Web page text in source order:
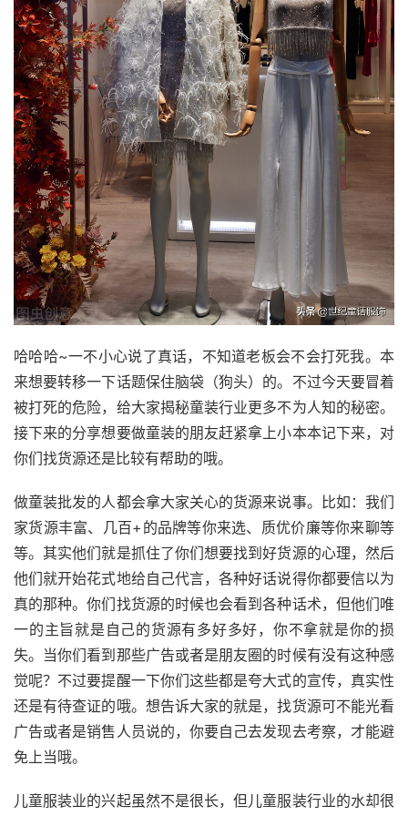
哈哈哈~一不小心说了真话，不知道老板会不会打死我。本
来想要转移一下话题保住脑袋（狗头）的。不过今天要冒着
被打死的危险，给大家揭秘童装行业更多不为人知的秘密。
接下来的分享想要做童装的朋友赶紧拿上小本本记下来，对
你们找货源还是比较有帮助的哦。
做童装批发的人都会拿大家关心的货源来说事。比如：我们
家货源丰富、几百+的品牌等你来选、质优价廉等你来聊等
等。其实他们就是抓住了你们想要找到好货源的心理，然后
他们就开始花式地给自己代言，各种好话说得你都要信以为
真的那种。你们找货源的时候也会看到各种话术，但他们唯
一的主旨就是自己的货源有多好多好，你不拿就是你的损
失。当你们看到那些广告或者是朋友圈的时候有没有这种感
觉呢？不过要提醒一下你们这些都是夸大式的宣传，真实性
还是有待查证的哦。想告诉大家的就是，找货源可不能光看
广告或者是销售人员说的，你要自己去发现去考察，才能避
免上当哦。
儿童服装业的兴起虽然不是很长，但儿童服装行业的水却很